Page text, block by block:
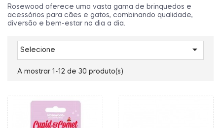
Rosewood oferece uma vasta gama de brinquedos e
acessórios para cães e gatos, combinando qualidade,
diversão e bem-estar no dia a dia.
Selecione 
A mostrar 1-12 de 30 produto(s)